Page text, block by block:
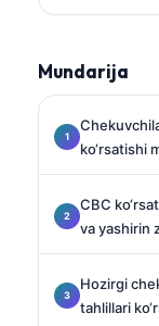
Mundarija
ko‘rsatishi
CBC
va yashirin
Hozirgi
tahlillari